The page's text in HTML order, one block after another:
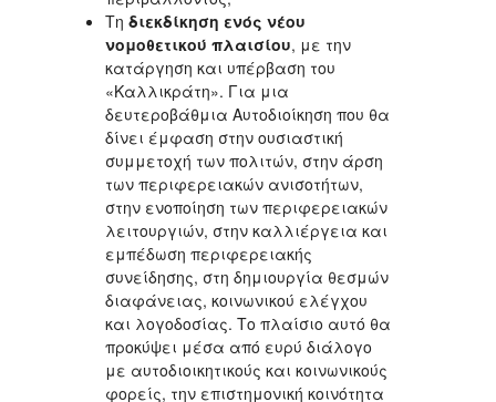
Τη διεκδίκηση ενός νέου
νομοθετικού πλαισίου, με την
κατάργηση και υπέρβαση του
«Καλλικράτη». Για μια
δευτεροβάθμια Αυτοδιοίκηση που θα
δίνει έμφαση στην ουσιαστική
συμμετοχή των πολιτών, στην άρση
των περιφερειακών ανισοτήτων,
στην ενοποίηση των περιφερειακών
λειτουργιών, στην καλλιέργεια και
εμπέδωση περιφερειακής
συνείδησης, στη δημιουργία θεσμών
διαφάνειας, κοινωνικού ελέγχου
και λογοδοσίας. Το πλαίσιο αυτό θα
προκύψει μέσα από ευρύ διάλογο
με αυτοδιοικητικούς και κοινωνικούς
φορείς, την επιστημονική κοινότητα